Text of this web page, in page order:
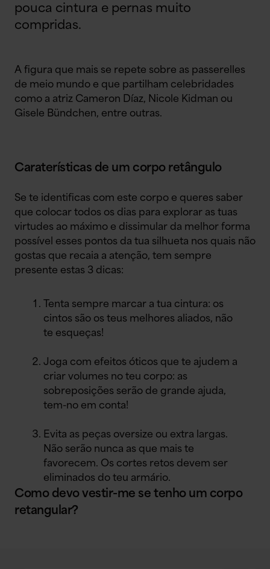
pouca cintura e pernas muito
compridas.
A figura que mais se repete sobre as passerelles
de meio mundo e que partilham celebridades
como a atriz Cameron Díaz, Nicole Kidman ou
Gisele Bündchen, entre outras.
Caraterísticas de um corpo retângulo
Se te identificas com este corpo e queres saber
que colocar todos os dias para explorar as tuas
virtudes ao máximo e dissimular da melhor forma
possível esses pontos da tua silhueta nos quais não
gostas que recaia a atenção, tem sempre
presente estas 3 dicas:
Tenta sempre marcar a tua cintura: os
cintos são os teus melhores aliados, não
te esqueças!
Joga com efeitos óticos que te ajudem a
criar volumes no teu corpo: as
sobreposições serão de grande ajuda,
tem-no em conta!
Evita as peças oversize ou extra largas.
Não serão nunca as que mais te
favorecem. Os cortes retos devem ser
eliminados do teu armário.
Como devo vestir-me se tenho um corpo
retangular?